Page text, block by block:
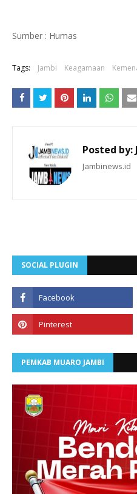
Sumber : Humas
Tags: Jambi Keagamaan
Posted by:
Jambinews.id
SOCIAL PLUGIN
PEMKAB MUARO JAMBI